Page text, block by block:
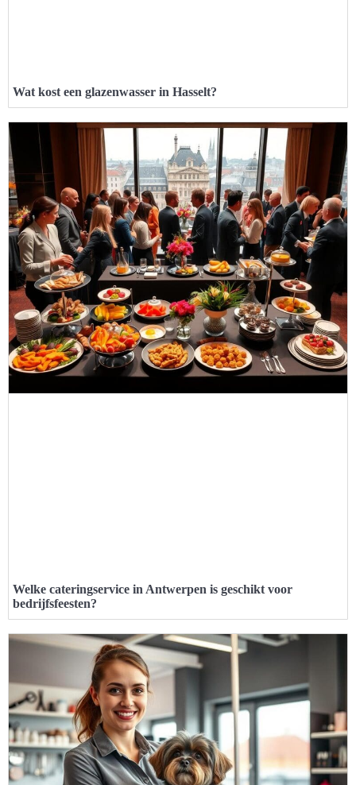
Wat kost een glazenwasser in Hasselt?
Welke cateringservice in Antwerpen is geschikt voor
bedrijfsfeesten?